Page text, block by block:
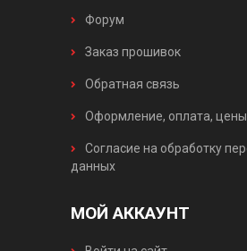
Форум
Заказ прошивок
Обратная связь
Оформление, оплата,
Согласие на обработку
данных
МОЙ АККАУНТ